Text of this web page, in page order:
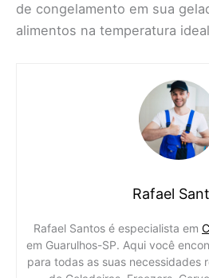
de congelamento em sua
alimentos na temperatura
Rafael
Rafael Santos é especialista em
em Guarulhos-SP. Aqui você
para todas as suas necessidades